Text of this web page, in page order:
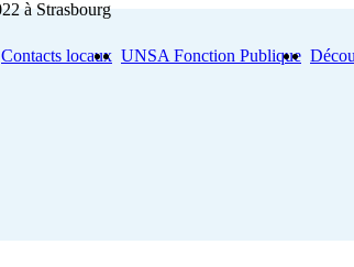
Contacts locaux UNSA Fonction Publique